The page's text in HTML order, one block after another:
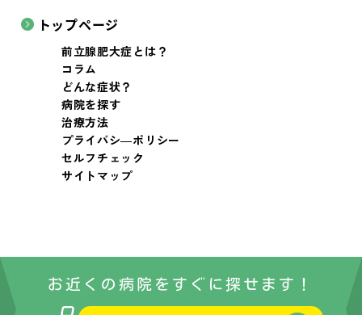
トップページ
前立腺肥大症とは？
コラム
どんな症状？
病院を探す
治療方法
プライバシ―ポリシー
セルフチェック
サイトマップ
お近くの病院をすぐに探せます！